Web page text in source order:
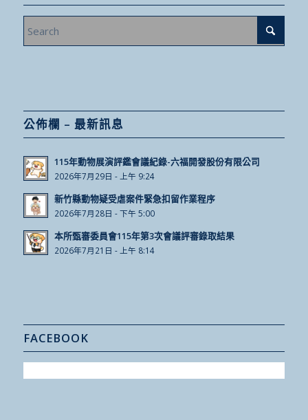
公佈欄 – 最新訊息
115年動物展演評鑑會議紀錄-六福開發股份有限公司
2026年7月29日 - 上午 9:24
新竹縣動物疑受虐案件緊急扣留作業程序
2026年7月28日 - 下午 5:00
本所甄審委員會115年第3次會議評審錄取結果
2026年7月21日 - 上午 8:14
FACEBOOK